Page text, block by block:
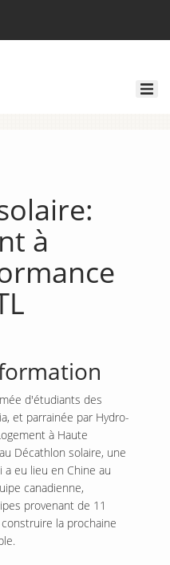
à
d'étudiants des
et parrainée par Hydro-
à Haute
Décathlon solaire, une
eu lieu en Chine au
canadienne,
provenant de 11
la prochaine